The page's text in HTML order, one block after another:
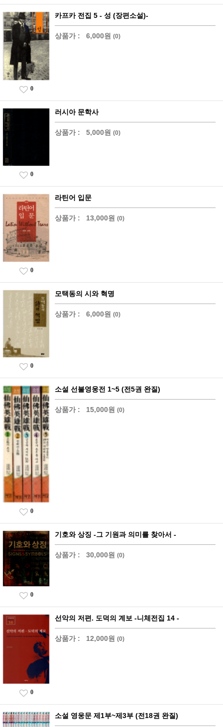
카프카 전집 5 - 성 (장편소설)-
상품가 : 6,000원 (0)
0
러시아 문학사
상품가 : 5,000원 (0)
0
라틴어 입문
상품가 : 13,000원 (0)
0
모택동의 시와 혁명
상품가 : 6,000원 (0)
0
소설 선불영웅전 1~5 (전5권 완질)
상품가 : 15,000원 (0)
0
기호와 상징 -그 기원과 의미를 찾아서 -
상품가 : 30,000원 (0)
0
선악의 저편. 도덕의 계보 -니체전집 14 -
상품가 : 12,000원 (0)
0
소설 영웅문 제1부~제3부 (전18권 완질)